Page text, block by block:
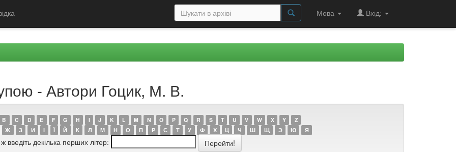
Мова Вхід:
- Автори Гоцик, М. В.
B C D E F G H I J K L M N O P Q R S T U V W X Y
Z
Ж З И І Ї Й К Л М Н О П Р С Т У Ф Х Ц Ч Ш Щ Э Ю Я
введіть декілька перших літер: